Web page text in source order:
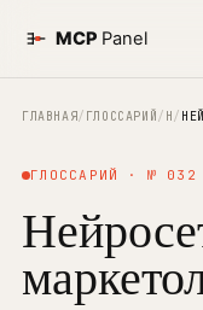
ГЛАВНАЯ/ ГЛОССАРИЙ/ Н/
ГЛОССАРИЙ · № 032